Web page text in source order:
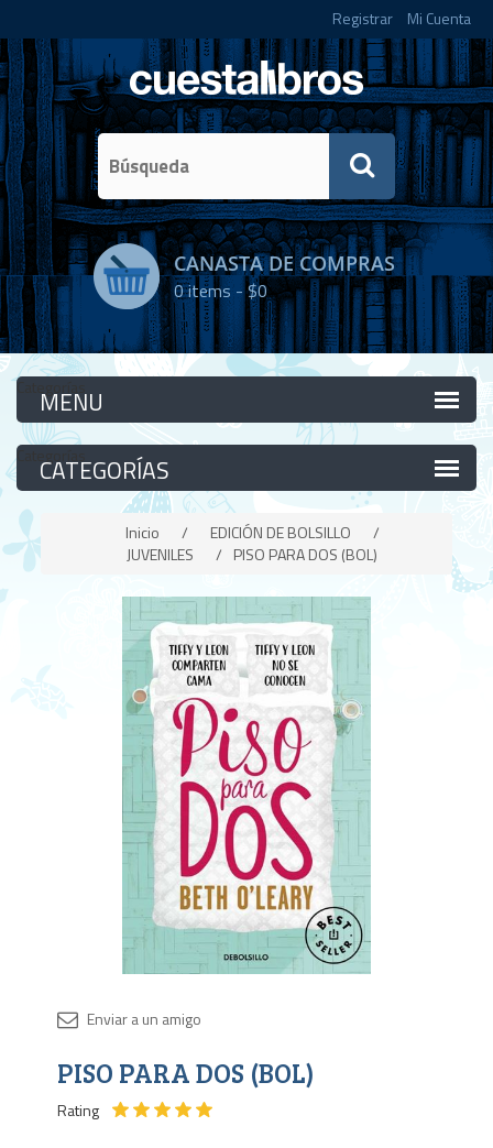
Registrar Mi Cuenta
CANASTA DE COMPRAS
0items -$0
Categorías
Categorías
Inicio / EDICIÓN DE BOLSILLO
/
JUVENILES
/ PISO PARA DOS (BOL)
PISO PARA DOS (BOL)
Rating